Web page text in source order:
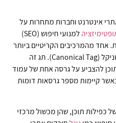
אינטרנט וחברות מתחרות על
למנועי חיפוש (SEO)
אחד מהמרכיבים הקריטיים ביותר
בתחום זה הוא השימוש בתג הקנוניקל (Canonical Tag). תג זה
להצביע על גרסה אחת של עמוד
קיימות מספר גרסאות דומות
כפילות תוכן, שהן מכשול מרכזי